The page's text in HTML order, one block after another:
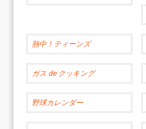
熱中！ティーンズ
ガス de クッキング
野球カレンダー